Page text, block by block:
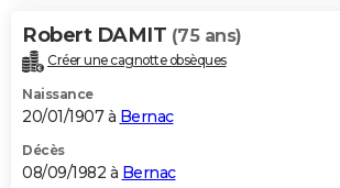
Robert DAMIT (75 ans)
Créer une cagnotte obsèques
Naissance
20/01/1907 à Bernac
Décès
08/09/1982 à Bernac